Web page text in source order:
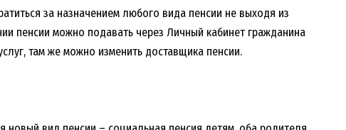
за назначением любого вида пенсии не выходя из
пенсии можно подавать через Личный кабинет гражданина
там же можно изменить доставщика пенсии.